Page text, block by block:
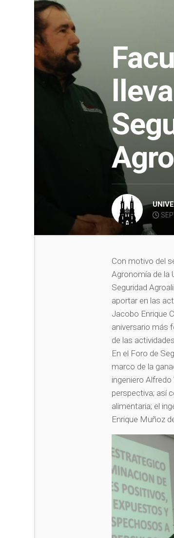
Con motivo del
Agronomía de la
Seguridad
aportar en las
Jacobo Enrique
aniversario más
de las
En el Foro de
marco de la
ingeniero
perspectiva; así
alimentaria; el
Enrique Muñoz